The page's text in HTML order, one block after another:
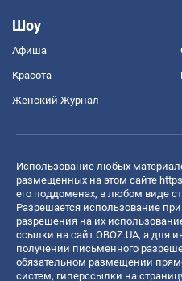
Шоу
Афиша
Красота
Женский Журнал
Использование любых
размещенных на этом сайте
его поддоменах, в любом виде
Разрешается использование
разрешения на их
ссылки на сайт OBOZ.UA, а для
получении письменного
обязательном размещении
систем, гиперссылки на